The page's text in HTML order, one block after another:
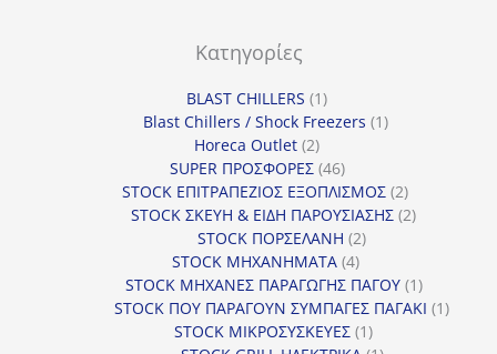
Κατηγορίες
BLAST CHILLERS 11
προϊόν
Blast Chillers / Shock Freezers 11
Horeca Outlet 22
προϊόντα
SUPER ΠΡΟΣΦΟΡΕΣ 4646
προϊόντα
STOCK ΕΠΙΤΡΑΠΕΖΙΟΣ ΕΞΟΠΛΙΣΜΟΣ 22
προϊόντα
STOCK ΣΚΕΥΗ & ΕΙΔΗ ΠΑΡΟΥΣΙΑΣΗΣ 22
STOCK ΠΟΡΣΕΛΑΝΗ 22
STOCK ΜΗΧΑΝΗΜΑΤΑ 44
προϊόντα
STOCK ΜΗΧΑΝΕΣ ΠΑΡΑΓΩΓΗΣ ΠΑΓΟΥ 11
προϊόν
STOCK ΠΟΥ ΠΑΡΑΓΟΥΝ ΣΥΜΠΑΓΕΣ ΠΑΓΑΚΙ 11
STOCK ΜΙΚΡΟΣΥΣΚΕΥΕΣ 11